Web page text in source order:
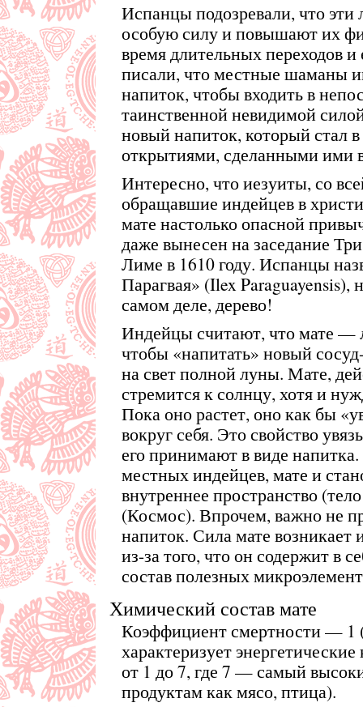
Испанцы подозревали, что
особую силу и повышают их
время длительных переходов
писали, что местные шаманы
напиток, чтобы входить в
таинственной невидимой
новый напиток, который стал
открытиями, сделанными ими
Интересно, что иезуиты, со
обращавшие индейцев в
мате настолько опасной
даже вынесен на заседание
Лиме в 1610 году. Испанцы
Парагвая» (Ilex Paraguayensis),
самом деле, дерево!
Индейцы считают, что мате —
чтобы «напитать» новый
на свет полной луны. Мате,
стремится к солнцу, хотя и
Пока оно растет, оно как бы
вокруг себя. Это свойство
его принимают в виде
местных индейцев, мате и
внутреннее пространство
(Космос). Впрочем, важно не
напиток. Сила мате возникает
из-за того, что он содержит в
состав полезных
Химический состав мате
Коэффициент смертности — 1
характеризует
от 1 до 7, где 7 — самый
продуктам как мясо, птица).